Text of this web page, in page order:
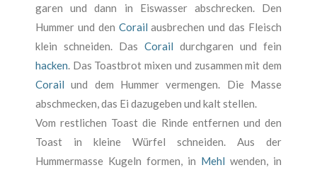
garen und dann in Eiswasser abschrecken. Den
Hummer und den Corail ausbrechen und das Fleisch
klein schneiden. Das Corail durchgaren und fein
hacken. Das Toastbrot mixen und zusammen mit dem
Corail und dem Hummer vermengen. Die Masse
abschmecken, das Ei dazugeben und kalt stellen.
Vom restlichen Toast die Rinde entfernen und den
Toast in kleine Würfel schneiden. Aus der
Hummermasse Kugeln formen, in Mehl wenden, in